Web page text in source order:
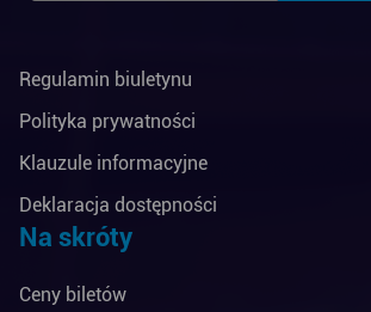
Regulamin biuletynu
Polityka prywatności
Klauzule informacyjne
Deklaracja dostępności
Na skróty
Ceny biletów